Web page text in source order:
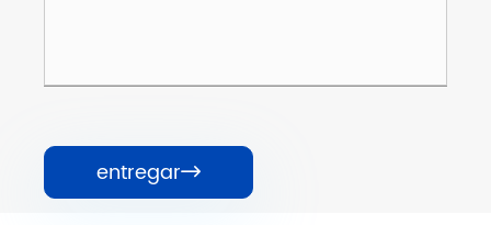
entregar